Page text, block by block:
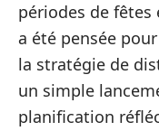
périodes de fêtes
a été pensée
la stratégie de
un simple
planification